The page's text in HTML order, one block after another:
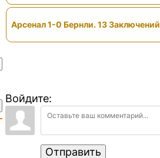
Арсенал 1-0 Бернли. 13 Заключений
Войдите:
Отправить